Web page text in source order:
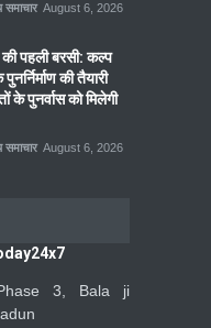
समाचार August 6, 2026
पहली बरसी: कल्प
की तैयारी
के पुनर्वास को मिलेगी
समाचार August 6, 2026
3, Bala ji